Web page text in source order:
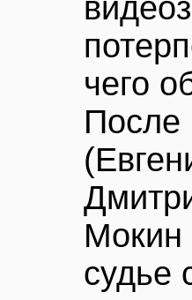
чего
После
Мокин
судье